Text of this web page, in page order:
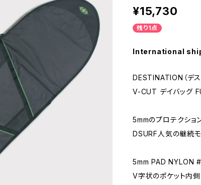
¥15,730
残り1点
International
DESTINATION（デス
V-CUT デイバッグ
5mmのプロテクショ
DSURF人気の継続モ
5mm PAD NYLON
V字状のポケット内